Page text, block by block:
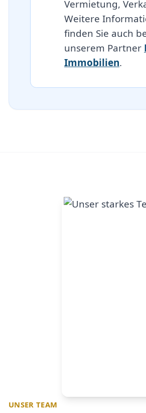
Vermietung,
Weitere
finden Sie auch
unserem Partner
Immobilien.
UNSER TEAM